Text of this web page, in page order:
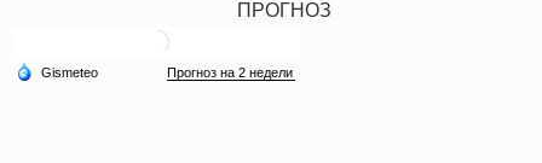
ПРОГНОЗ